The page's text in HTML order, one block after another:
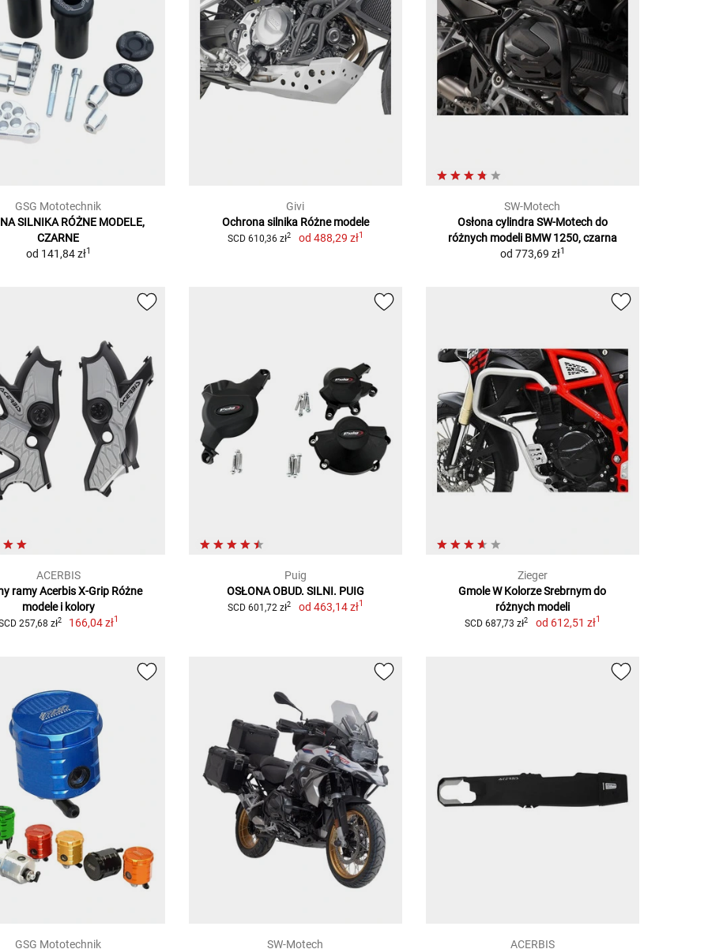
GSG Mototechnik
SILNIKA RÓŻNE MODELE,
CZARNE
od 141,84 zł1
Givi
Ochrona silnika Różne modele
SCD 610,36 zł2 od 488,29 zł1
SW-Motech
Osłona cylindra SW-Motech do
różnych modeli BMW 1250, czarna
od 773,69 zł1
ACERBIS
ramy Acerbis X-Grip Różne
modele i kolory
257,68 zł2 166,04 zł1
Puig
OSŁONA OBUD. SILNI. PUIG
SCD 601,72 zł2 od 463,14 zł1
Zieger
Gmole W Kolorze Srebrnym do
różnych modeli
SCD 687,73 zł2 od 612,51 zł1
GSG Mototechnik SW-Motech ACERBIS